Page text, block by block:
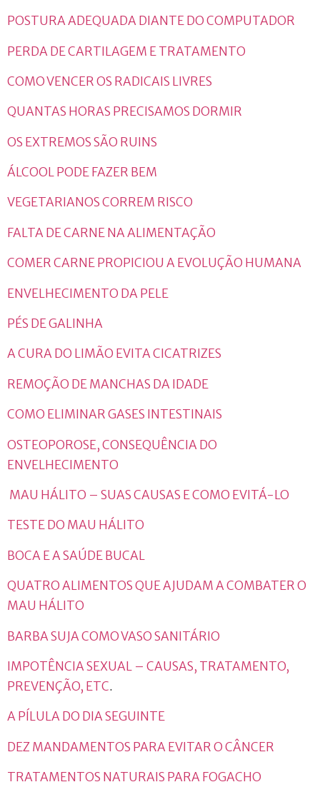
POSTURA ADEQUADA DIANTE DO COMPUTADOR
PERDA DE CARTILAGEM E TRATAMENTO
COMO VENCER OS RADICAIS LIVRES
QUANTAS HORAS PRECISAMOS DORMIR
OS EXTREMOS SÃO RUINS
ÁLCOOL PODE FAZER BEM
VEGETARIANOS CORREM RISCO
FALTA DE CARNE NA ALIMENTAÇÃO
COMER CARNE PROPICIOU A EVOLUÇÃO HUMANA
ENVELHECIMENTO DA PELE
PÉS DE GALINHA
A CURA DO LIMÃO EVITA CICATRIZES
REMOÇÃO DE MANCHAS DA IDADE
COMO ELIMINAR GASES INTESTINAIS
OSTEOPOROSE, CONSEQUÊNCIA DO
ENVELHECIMENTO
MAU HÁLITO – SUAS CAUSAS E COMO EVITÁ-LO
TESTE DO MAU HÁLITO
BOCA E A SAÚDE BUCAL
QUATRO ALIMENTOS QUE AJUDAM A COMBATER O
MAU HÁLITO
BARBA SUJA COMO VASO SANITÁRIO
IMPOTÊNCIA SEXUAL – CAUSAS, TRATAMENTO,
PREVENÇÃO, ETC.
A PÍLULA DO DIA SEGUINTE
DEZ MANDAMENTOS PARA EVITAR O CÂNCER
TRATAMENTOS NATURAIS PARA FOGACHO